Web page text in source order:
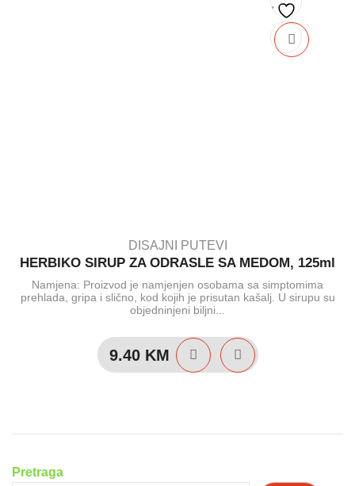
DISAJNI PUTEVI
HERBIKO SIRUP ZA ODRASLE SA MEDOM, 125ml
Namjena: Proizvod je namjenjen osobama sa simptomima
prehlada, gripa i slično, kod kojih je prisutan kašalj. U sirupu su
objedninjeni biljni...
9.40 KM
Pretraga